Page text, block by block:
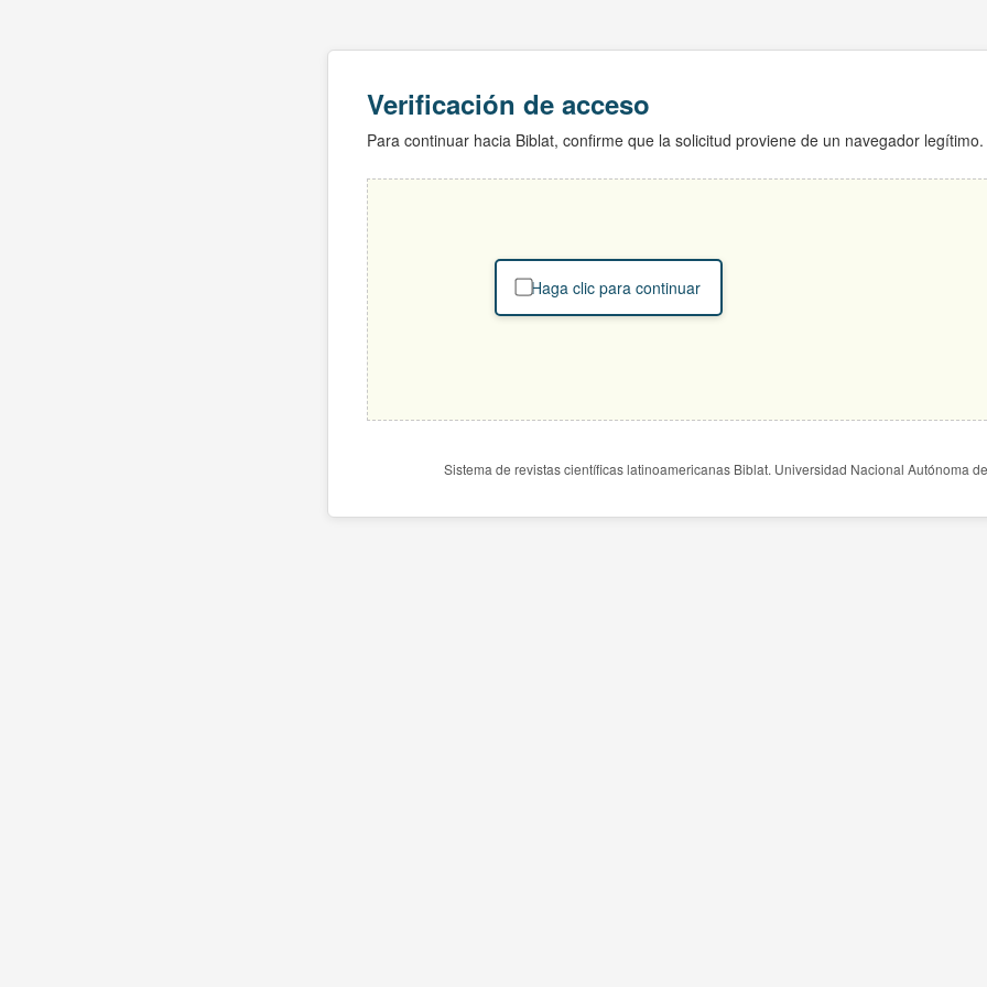
Verificación de acceso
Para continuar hacia Biblat, confirme que la solicitud proviene de un navegador legítimo.
Haga clic para continuar
Sistema de revistas científicas latinoamericanas Biblat. Universidad Nacional Autónoma